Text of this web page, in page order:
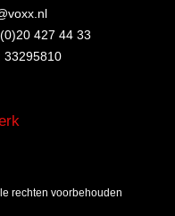
427 44 33
33295810
rechten voorbehouden